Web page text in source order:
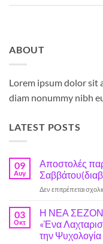
ABOUT
Lorem ipsum dolor sit
diam nonummy nibh
LATEST POSTS
09
Αυγ
Αποστολές
Δεν επιτρέπεται
03
Οκτ
Η ΝΕΑ
«Ένα
την